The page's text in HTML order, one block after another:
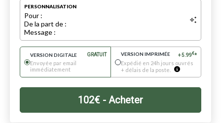
PERSONNALISATION
Pour :
De la part de :
Message :
VERSION DIGITALE GRATUIT
Envoyée par email
immédiatement
VERSION IMPRIMÉE +5.99€*
Expédié en 24h jours ouvrés
+ délais de la poste.
102€ - Acheter